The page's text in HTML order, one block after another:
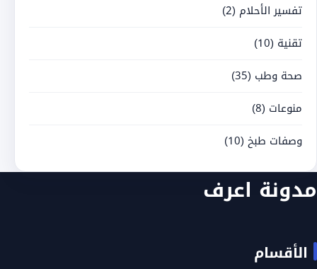
تفسير الأحلام (2)
تقنية (10)
صحة وطب (35)
منوعات (8)
وصفات طبخ (10)
مدونة اعرف
الأقسام